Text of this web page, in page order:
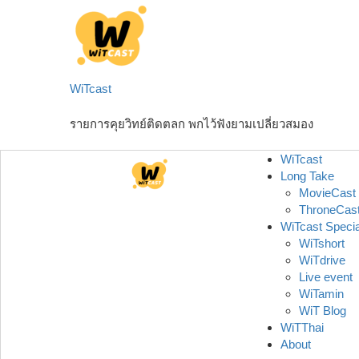
WiTcast
รายการคุยวิทย์ติดตลก พกไว้ฟังยามเปลี่ยวสมอง
WiTcast
Long Take
MovieCast
WiTcast
WiTshort
WiTdrive
Live event
WiTamin
WiT Blog
WiTThai
About